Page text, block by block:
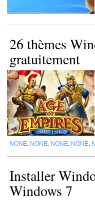
26 thèmes
gratuitement
NONE NONE NONE NONE
Installer
Windows 7